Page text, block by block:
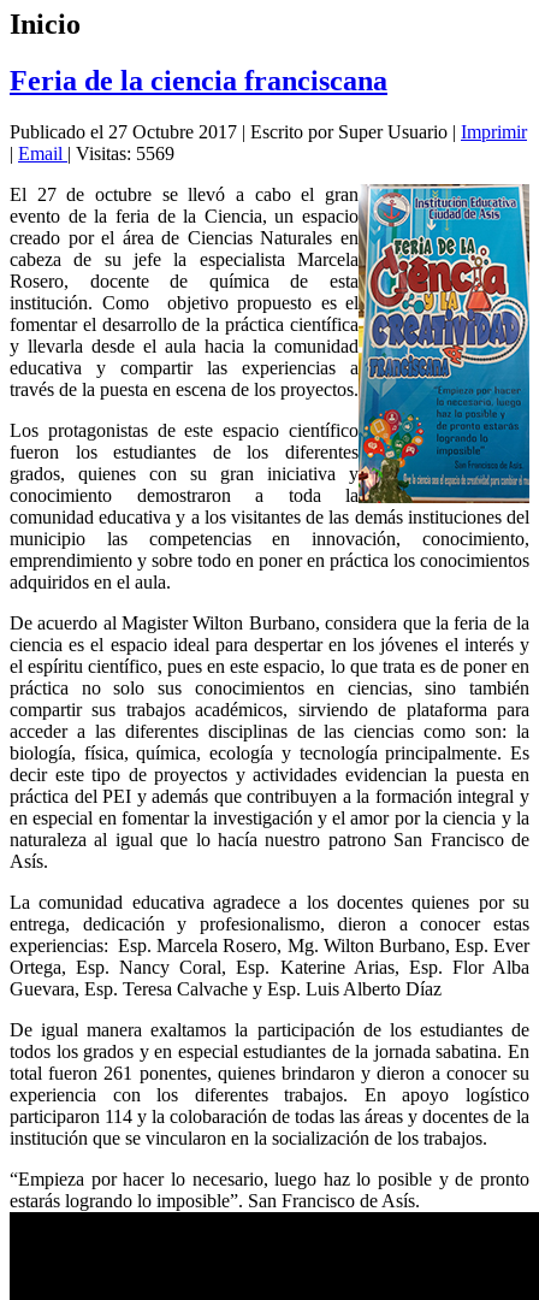
Inicio
Feria de la ciencia franciscana
Publicado el 27 Octubre 2017 | Escrito por Super Usuario | Imprimir
| Email | Visitas: 5569
El 27 de octubre se llevó a cabo el gran
evento de la feria de la Ciencia, un espacio
creado por el área de Ciencias Naturales en
cabeza de su jefe la especialista Marcela
Rosero, docente de química de esta
institución. Como objetivo propuesto es el
fomentar el desarrollo de la práctica científica
y llevarla desde el aula hacia la comunidad
educativa y compartir las experiencias a
través de la puesta en escena de los proyectos.
Los protagonistas de este espacio científico
fueron los estudiantes de los diferentes
grados, quienes con su gran iniciativa y
conocimiento demostraron a toda la
comunidad educativa y a los visitantes de las demás instituciones del
municipio las competencias en innovación, conocimiento,
emprendimiento y sobre todo en poner en práctica los conocimientos
adquiridos en el aula.
De acuerdo al Magister Wilton Burbano, considera que la feria de la
ciencia es el espacio ideal para despertar en los jóvenes el interés y
el espíritu científico, pues en este espacio, lo que trata es de poner en
práctica no solo sus conocimientos en ciencias, sino también
compartir sus trabajos académicos, sirviendo de plataforma para
acceder a las diferentes disciplinas de las ciencias como son: la
biología, física, química, ecología y tecnología principalmente. Es
decir este tipo de proyectos y actividades evidencian la puesta en
práctica del PEI y además que contribuyen a la formación integral y
en especial en fomentar la investigación y el amor por la ciencia y la
naturaleza al igual que lo hacía nuestro patrono San Francisco de
Asís.
La comunidad educativa agradece a los docentes quienes por su
entrega, dedicación y profesionalismo, dieron a conocer estas
experiencias: Esp. Marcela Rosero, Mg. Wilton Burbano, Esp. Ever
Ortega, Esp. Nancy Coral, Esp. Katerine Arias, Esp. Flor Alba
Guevara, Esp. Teresa Calvache y Esp. Luis Alberto Díaz
De igual manera exaltamos la participación de los estudiantes de
todos los grados y en especial estudiantes de la jornada sabatina. En
total fueron 261 ponentes, quienes brindaron y dieron a conocer su
experiencia con los diferentes trabajos. En apoyo logístico
participaron 114 y la colobaración de todas las áreas y docentes de la
institución que se vincularon en la socialización de los trabajos.
“Empieza por hacer lo necesario, luego haz lo posible y de pronto
estarás logrando lo imposible”. San Francisco de Asís.